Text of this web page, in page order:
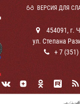
ВЕРСИЯ ДЛЯ
454091, г.
ул. Степана
+ 7